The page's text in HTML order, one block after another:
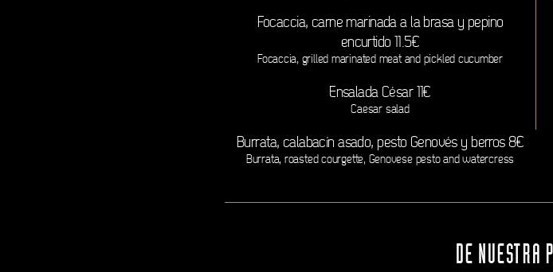
Focaccia, carne marinada a la brasa y pepino
encurtido 11.5€
Focaccia, grilled marinated meat and pickled cucumber
Ensalada César 11€
Caesar salad
Burrata, calabacín asado, pesto Genovés y berros 8€
Burrata, roasted courgette, Genovese pesto and watercress
DE NUESTRA